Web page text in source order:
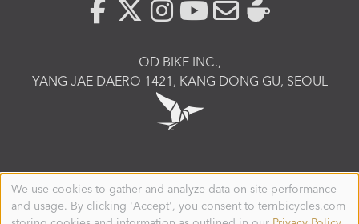
OD BIKE INC.,
YANG JAE DAERO 1421, KANG DONG GU, SEOUL
© 2026. Tern is a registered trademark of Mobility
KOREA
Use
of
We use cookies to gather and analyze data on site performance
and usage. By clicking 'Accept', you consent to ternbicycles.com